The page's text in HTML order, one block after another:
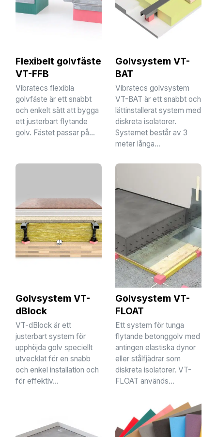
Flexibelt golvfäste
VT-FFB
Vibratecs flexibla
golvfäste är ett snabbt
och enkelt sätt att bygga
ett justerbart flytande
golv. Fästet passar på...
Golvsystem VT-
BAT
Vibratecs golvsystem
VT-BAT är ett snabbt och
lättinstallerat system med
diskreta isolatorer.
Systemet består av 3
meter långa...
Golvsystem VT-
dBlock
VT-dBlock är ett
justerbart system för
upphöjda golv speciellt
utvecklat för en snabb
och enkel installation och
för effektiv...
Golvsystem VT-
FLOAT
Ett system för tunga
flytande betonggolv med
antingen elastiska dynor
eller stålfjädrar som
diskreta isolatorer. VT-
FLOAT används...